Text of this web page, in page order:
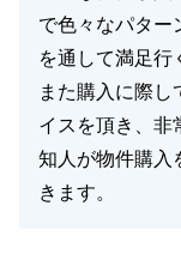
で色々なパター
を通して満足行
また購入に際
イスを頂き、非
知人が物件購入
きます。